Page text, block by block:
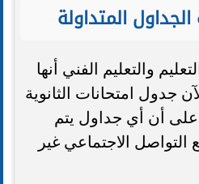
المتداولة
والتعليم الفني أنها
جدول امتحانات الثانوية
مشددة على أن أي جداول يتم
التواصل الاجتماعي غير